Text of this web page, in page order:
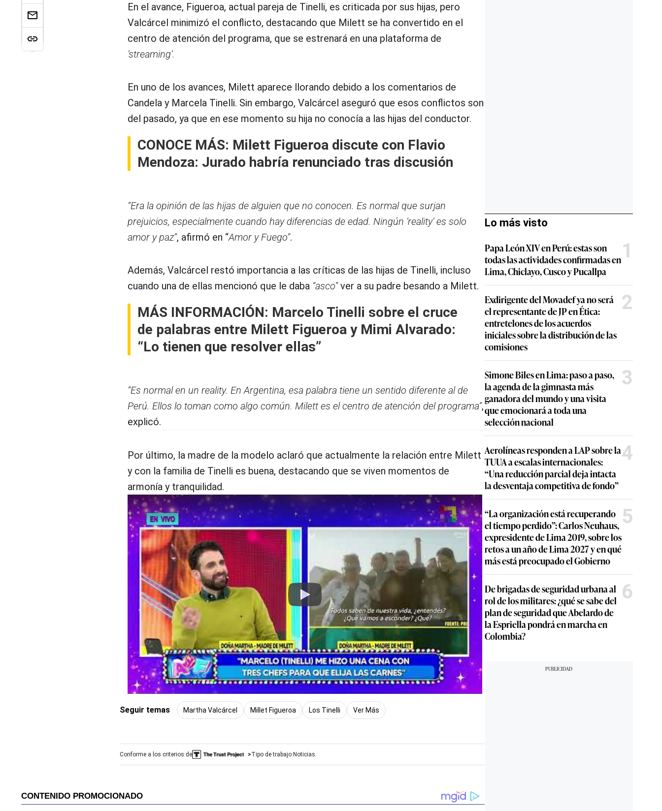
En el avance, Figueroa, actual pareja de Tinelli, es criticada por sus hijas, pero
Valcárcel minimizó el conflicto, destacando que Milett se ha convertido en el
centro de atención del programa, que se estrenará en una plataforma de
‘streaming’.
En uno de los avances, Milett aparece llorando debido a los comentarios de
Candela y Marcela Tinelli. Sin embargo, Valcárcel aseguró que esos conflictos son
del pasado, ya que en ese momento su hija no conocía a las hijas del conductor.
CONOCE MÁS: Milett Figueroa discute con Flavio
Mendoza: Jurado habría renunciado tras discusión
“Era la opinión de las hijas de alguien que no conocen. Es normal que surjan
prejuicios, especialmente cuando hay diferencias de edad. Ningún ‘reality’ es solo
amor y paz”, afirmó en “Amor y Fuego”.
Además, Valcárcel restó importancia a las críticas de las hijas de Tinelli, incluso
cuando una de ellas mencionó que le daba “asco”ver a su padre besando a Milett.
MÁS INFORMACIÓN: Marcelo Tinelli sobre el cruce
de palabras entre Milett Figueroa y Mimi Alvarado:
“Lo tienen que resolver ellas”
“Es normal en un reality. En Argentina, esa palabra tiene un sentido diferente al de
Perú. Ellos lo toman como algo común. Milett es el centro de atención del programa”,
explicó.
Por último, la madre de la modelo aclaró que actualmente la relación entre Milett
y con la familia de Tinelli es buena, destacando que se viven momentos de
armonía y tranquilidad.
Play
Seguir temas Martha Valcárcel Millet Figueroa Los Tinelli Ver Más
Conforme a los criterios de Tipo de trabajo:Noticias
Lo más visto
Papa León XIV en Perú: estas son
todas las actividades confirmadas en
Lima, Chiclayo, Cusco y Pucallpa
1
Exdirigente del Movadef ya no será
el representante de JP en Ética:
entretelones de los acuerdos
iniciales sobre la distribución de las
comisiones
2
Simone Biles en Lima: paso a paso,
la agenda de la gimnasta más
ganadora del mundo y una visita
que emocionará a toda una
selección nacional
3
Aerolíneas responden a LAP sobre la
TUUA a escalas internacionales:
“Una reducción parcial deja intacta
la desventaja competitiva de fondo”
4
“La organización está recuperando
el tiempo perdido”: Carlos Neuhaus,
expresidente de Lima 2019, sobre los
retos a un año de Lima 2027 y en qué
más está preocupado el Gobierno
5
De brigadas de seguridad urbana al
rol de los militares: ¿qué se sabe del
plan de seguridad que Abelardo de
la Espriella pondrá en marcha en
Colombia?
6